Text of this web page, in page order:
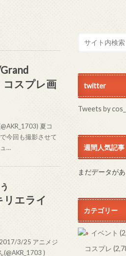
コスプレ画
夏コ
今回も撮影させて
…
リエライ
3/25 アニメジ
(@AKR_1703 )
twitter
Tweets by
週間人気記事
まだデータがあ
カテゴリー
イベント
コスプレ